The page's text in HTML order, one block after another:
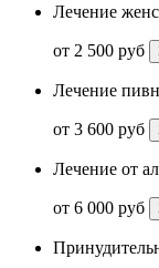
Лечение
от 2 500 руб
Лечение
от 3 600 руб
Лечение от
от 6 000 руб